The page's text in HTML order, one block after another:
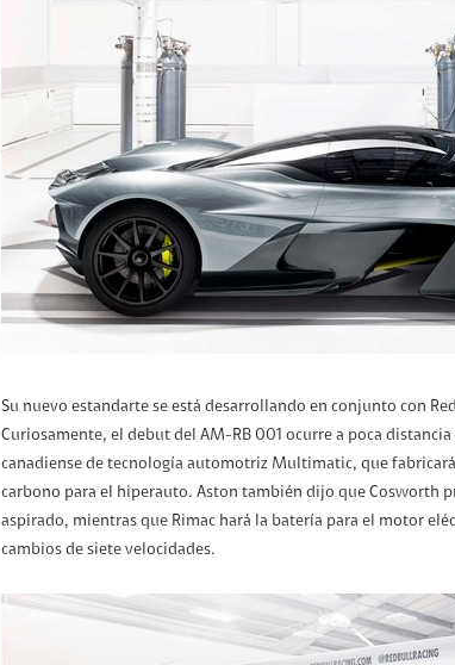
Su nuevo estandarte se está desarrollando en conjunto con
Curiosamente, el debut del AM-RB 001 ocurre a poca
canadiense de tecnología automotriz Multimatic, que
carbono para el hiperauto. Aston también dijo que Cosworth
aspirado, mientras que Rimac hará la batería para el motor
cambios de siete velocidades.